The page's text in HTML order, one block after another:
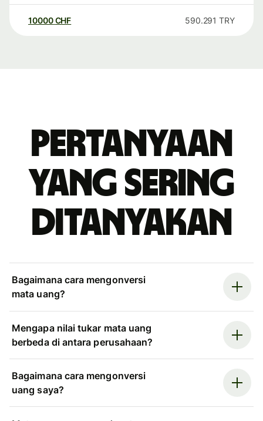
10000 CHF 590.291 TRY
Pertanyaan
yang sering
ditanyakan
Bagaimana cara mengonversi
mata uang?
Mengapa nilai tukar mata uang
berbeda di antara perusahaan?
Bagaimana cara mengonversi
uang saya?